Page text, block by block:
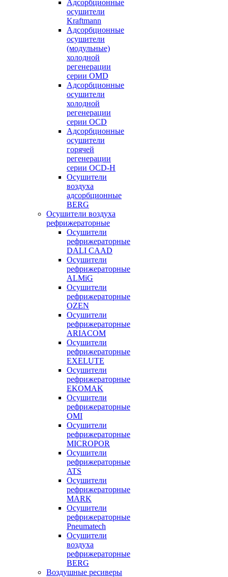
Адсорбционные
осушители
Kraftmann
Адсорбционные
осушители
(модульные)
холодной
регенерации
серии OMD
Адсорбционные
осушители
холодной
регенерации
серии OCD
Адсорбционные
осушители
горячей
регенерации
серии OСD-H
Осушители
воздуха
адсорбционные
BERG
Осушители воздуха
рефрижераторные
Осушители
рефрижераторные
DALI CAAD
Осушители
рефрижераторные
ALMiG
Осушители
рефрижераторные
OZEN
Осушители
рефрижераторные
ARIACOM
Осушители
рефрижераторные
EXELUTE
Осушители
рефрижераторные
EKOMAK
Осушители
рефрижераторные
OMI
Осушители
рефрижераторные
MICROPOR
Осушители
рефрижераторные
ATS
Осушители
рефрижераторные
MARK
Осушители
рефрижераторные
Pneumatech
Осушители
воздуха
рефрижераторные
BERG
Воздушные ресиверы